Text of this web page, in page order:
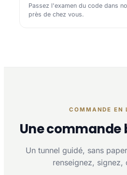
Passez l'examen du code dans
près de chez vous.
COMMANDE EN
Une commande
Un tunnel guidé, sans
renseignez, signez,